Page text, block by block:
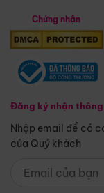
Chứng nhận
Đăng ký nhận
Nhập email để có
của Quý khách